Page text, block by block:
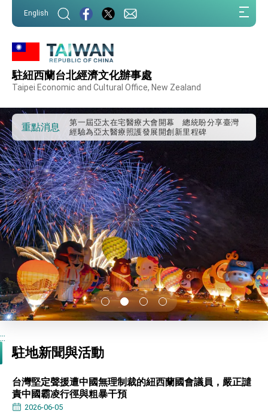
English
駐紐西蘭台北經濟文化辦事處
Taipei Economic and Cultural Office, New Zealand
重點消息
外交部重要言論
事處」，進一步深化台美交流合作
第一屆亞太在宅醫療大會開幕 總統盼分享臺灣
經驗為亞太醫療照護發展開創新里程碑
外交部發布WHA文宣影片「台灣醫療點亮世界」
及「台灣智慧醫療與健康產業展」預告短片，向
世界展現台灣守護全球健康的創新能量
總統出訪史瓦帝尼返國談話 強調臺灣人有權利
走向世界 盼與理念相近國家共同維護國際秩序
堅定走向世界 賴總統抵達史瓦帝尼王國進行國是
訪問
總統與五院院長新春茶敘 盼化分歧為團結、為
國家邁出合作第一步
總統農曆春節談話
台美貿易協議完成簽署達成6大目標、創5大歷史
性突破 總統強調將以3大面向加速臺灣經濟轉型
升級 籲請立院全力支持並盡速通過
臺美簽署「對等貿易協定」確立對等關稅15%且不
疊加 我輸美2072項產品豁免對等關稅
總統接受「法新社」（AFP）專訪內容
世界 需要台灣，團結合作方能守護繁榮
外交部長林佳龍出席《台灣光華雜誌》50週年慶
位轉 型迎向下個50年
總統主持「台美經濟繁榮夥伴對話」記者會 說
明臺美合作三大戰略方向 盼與民主夥伴共同引
:::
駐地新聞與活動
台灣堅定聲援遭中國無理制裁的紐西蘭國會議員，嚴正譴
責中國霸凌行徑與粗暴干預
2026-06-05